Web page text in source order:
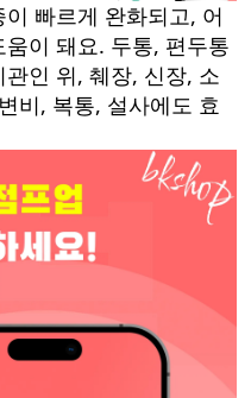
빠르게 완화되고, 어
이 돼요. 두통, 편두통
인 위, 췌장, 신장, 소
비, 복통, 설사에도 효